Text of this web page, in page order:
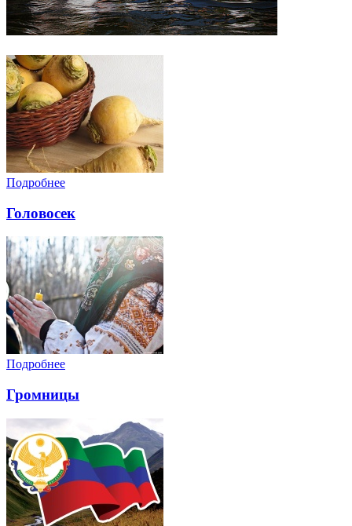
Подробнее
Головосек
Подробнее
Громницы